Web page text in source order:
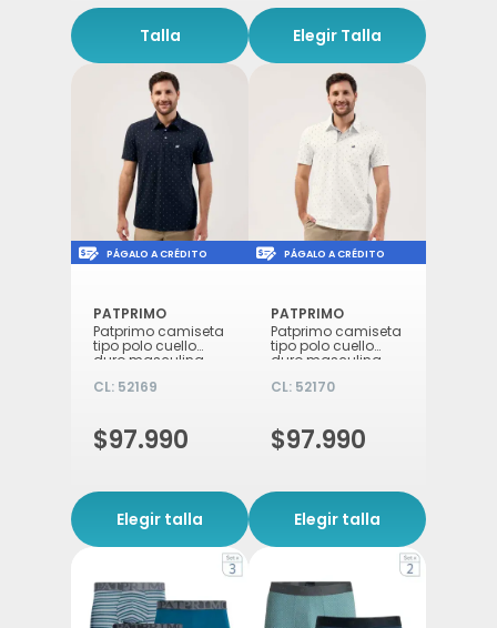
Talla Elegir Talla
Icon of money-check-dollar-pen
PÁGALO A CRÉDITO
PATPRIMO
Patprimo camiseta
tipo polo cuello
duro masculina
CL: 52169
$97.990
Elegir talla
Icon of money-check-
PÁGALO A CRÉDITO
PATPRIMO
Patprimo camiseta
tipo polo cuello
duro masculina
CL: 52170
$97.990
Elegir talla